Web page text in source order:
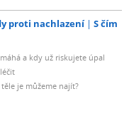
proti nachlazení
S čím
a kdy už riskujete úpal
je můžeme najít?